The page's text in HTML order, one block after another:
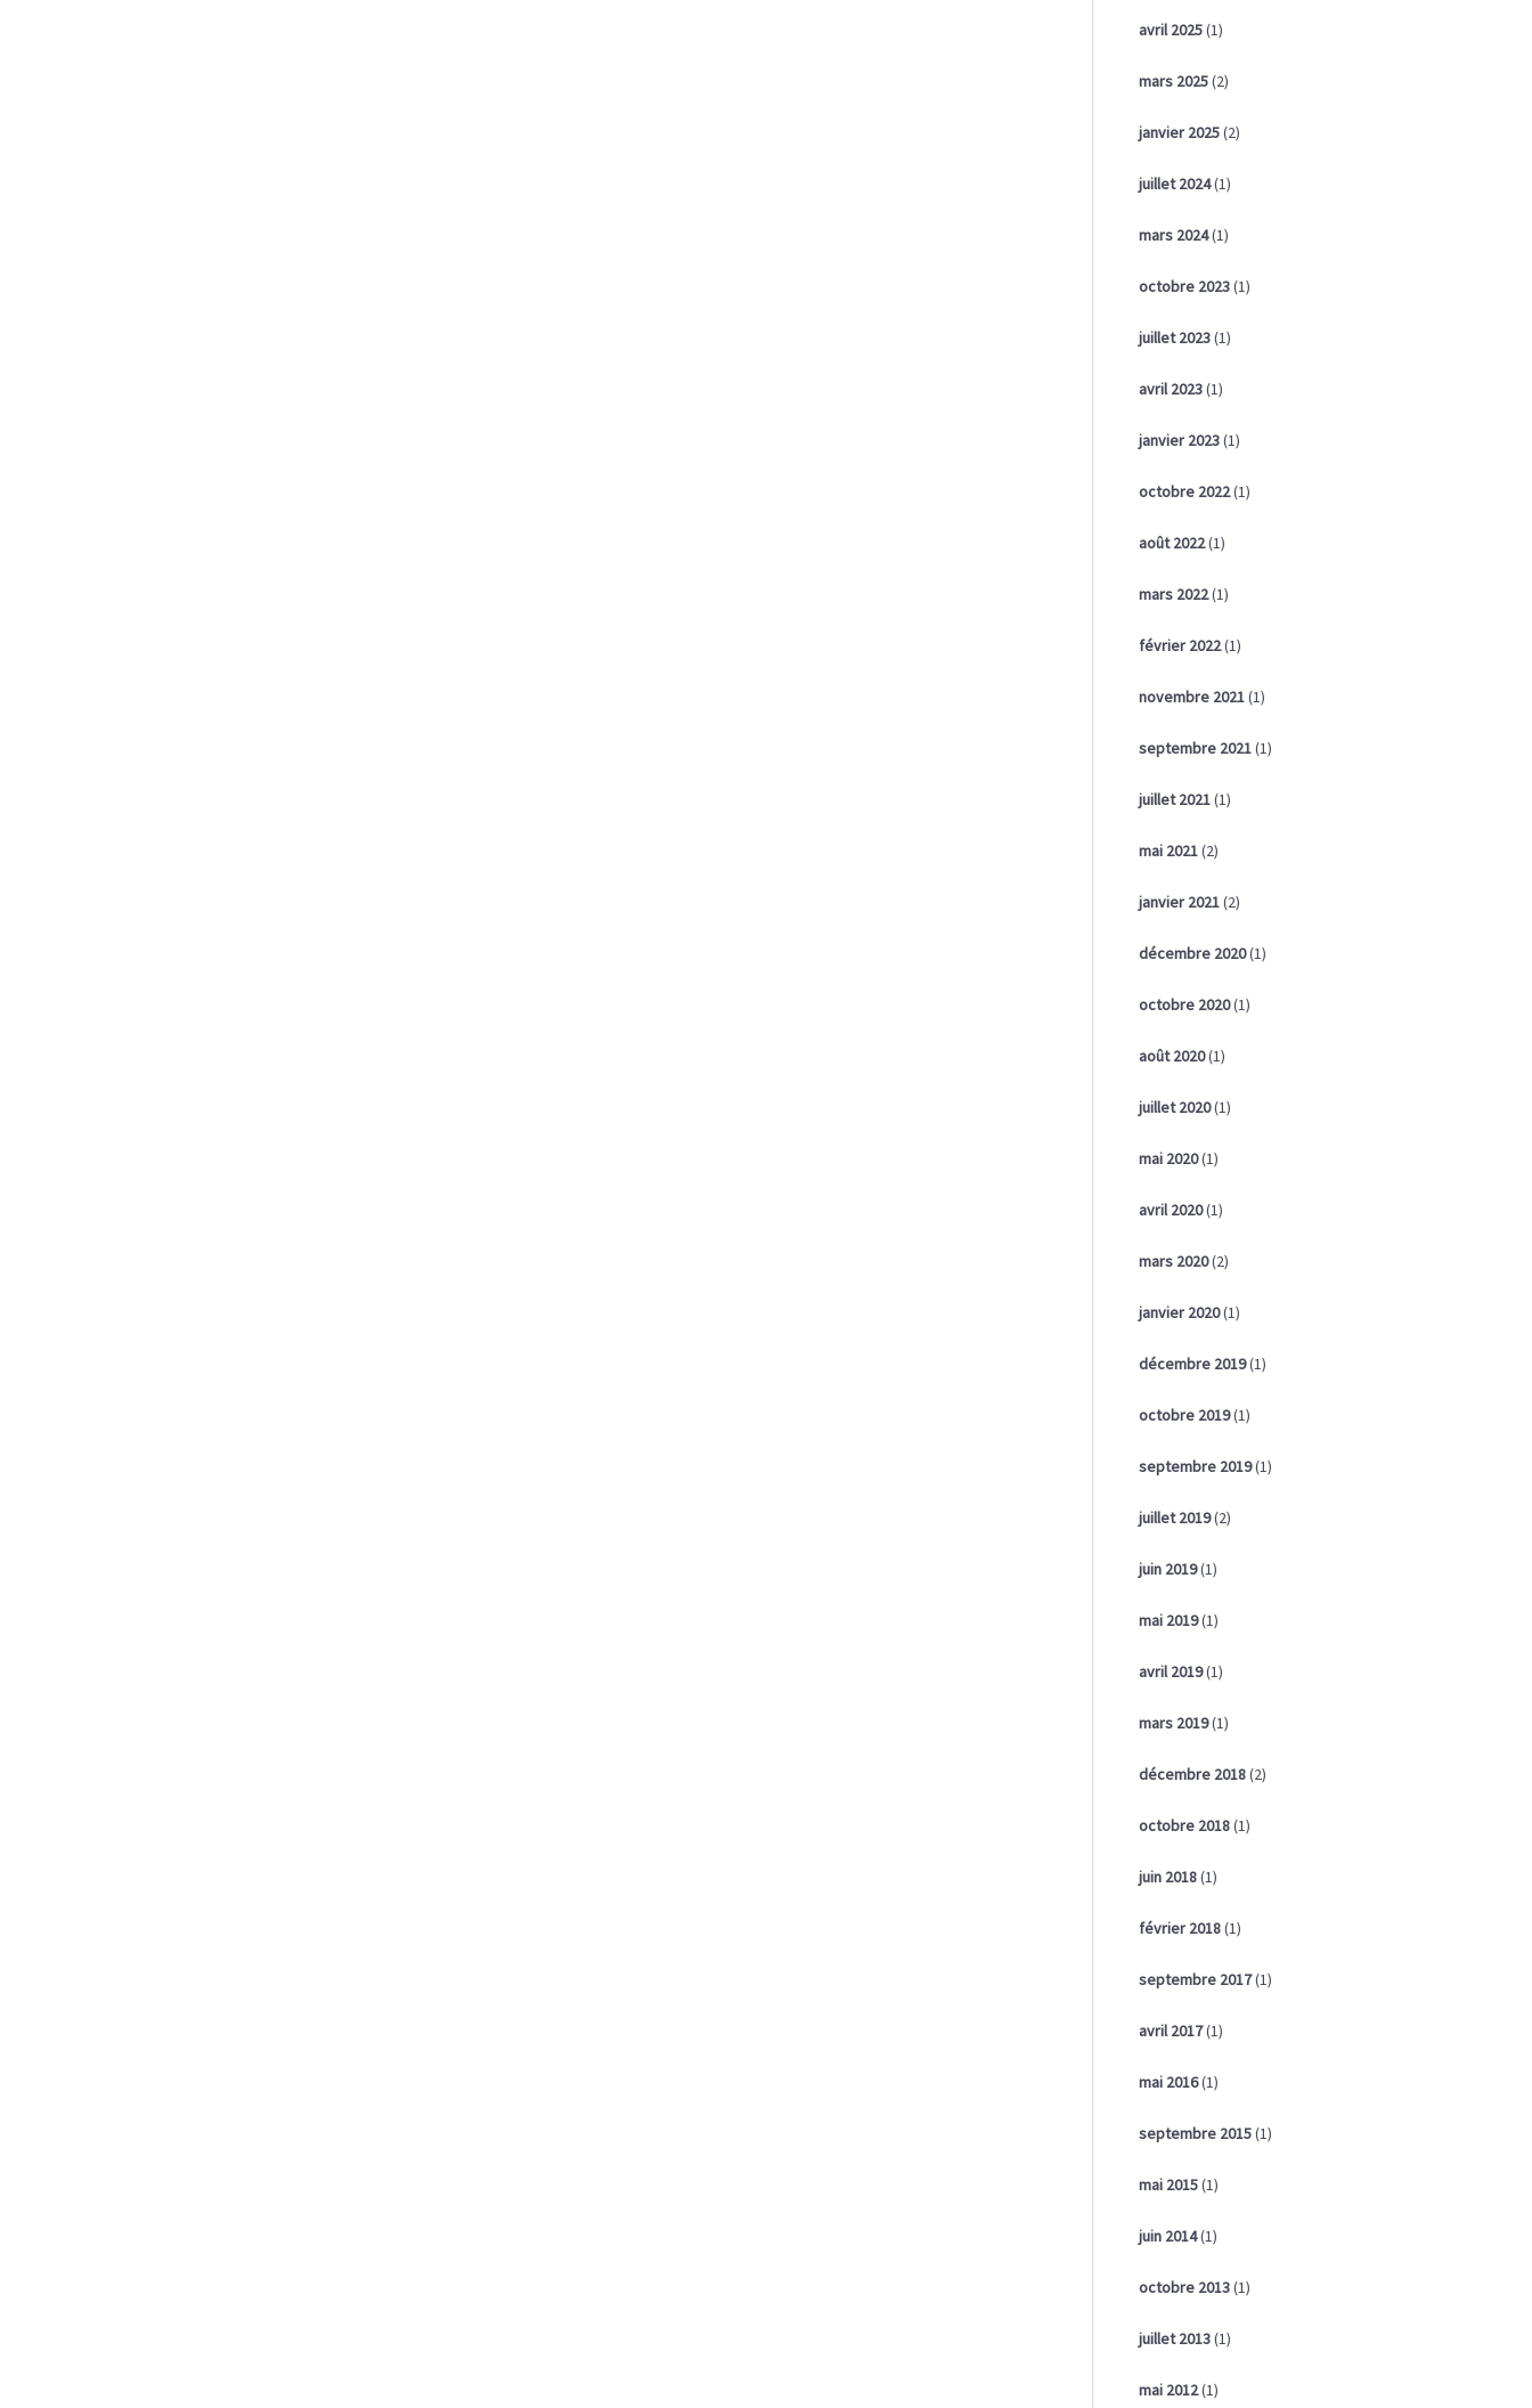
avril 2025(1)
mars 2025(2)
janvier 2025(2)
juillet 2024(1)
mars 2024(1)
octobre 2023(1)
juillet 2023(1)
avril 2023(1)
janvier 2023(1)
octobre 2022(1)
août 2022(1)
mars 2022(1)
février 2022(1)
novembre 2021(1)
septembre 2021(1)
juillet 2021(1)
mai 2021(2)
janvier 2021(2)
décembre 2020(1)
octobre 2020(1)
août 2020(1)
juillet 2020(1)
mai 2020(1)
avril 2020(1)
mars 2020(2)
janvier 2020(1)
décembre 2019(1)
octobre 2019(1)
septembre 2019(1)
juillet 2019(2)
juin 2019(1)
mai 2019(1)
avril 2019(1)
mars 2019(1)
décembre 2018(2)
octobre 2018(1)
juin 2018(1)
février 2018(1)
septembre 2017(1)
avril 2017(1)
mai 2016(1)
septembre 2015(1)
mai 2015(1)
juin 2014(1)
octobre 2013(1)
juillet 2013(1)
mai 2012(1)